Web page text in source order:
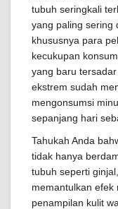
tubuh seringkali
yang paling sering
khususnya para
kecukupan
yang baru
ekstrem sudah
mengonsumsi
sepanjang hari
Tahukah Anda
tidak hanya
tubuh seperti
memantulkan efek
penampilan kulit